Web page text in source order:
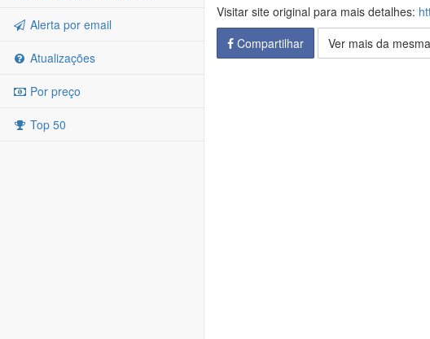
Alerta por email
Atualizações
Por preço
Top 50
Visitar site original para mais detalhes:
Compartilhar
Ver mais da